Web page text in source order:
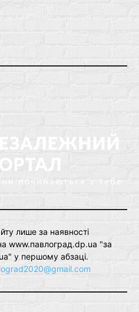
лише за наявності
www.павлоград.dp.ua "за
у першому абзаці.